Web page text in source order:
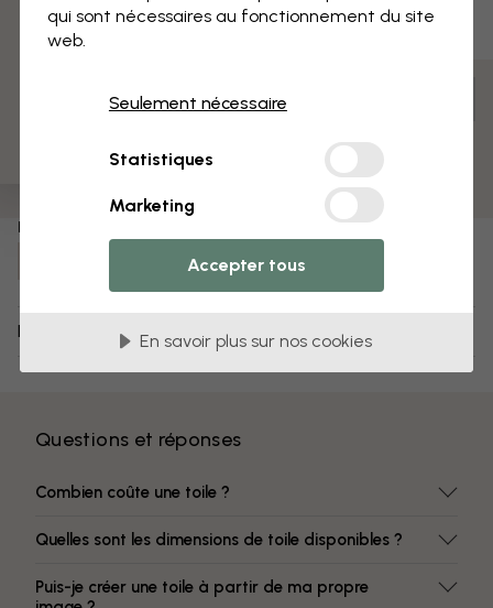
Mesurer et commander
Surface mate
Des couleurs qui ne s’estompent pas
Numéro d'article :
Livraison et retours
Questions et réponses
Combien coûte une toile ?
Quelles sont les dimensions de toile disponibles ?
Puis-je créer une toile à partir de ma propre
qui sont nécessaires au fonctionnement du site
web.
Seulement nécessaire
Statistiques
Marketing
Accepter tous
En savoir plus sur nos cookies